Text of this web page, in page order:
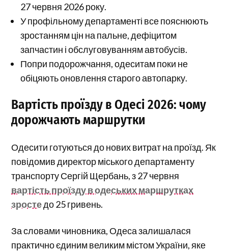
27 червня 2026 року.
У профільному департаменті все пояснюють
зростанням цін на пальне, дефіцитом
запчастин і обслуговуванням автобусів.
Попри подорожчання, одеситам поки не
обіцяють оновлення старого автопарку.
Вартість проїзду в Одесі 2026: чому
дорожчають маршрутки
Одесити готуються до нових витрат на проїзд. Як
повідомив директор міського департаменту
транспорту Сергій Щербань, з 27 червня
вартість проїзду в одеських маршрутках
зростедо 25 гривень.
За словами чиновника, Одеса залишалася
практично єдиним великим містом України, яке